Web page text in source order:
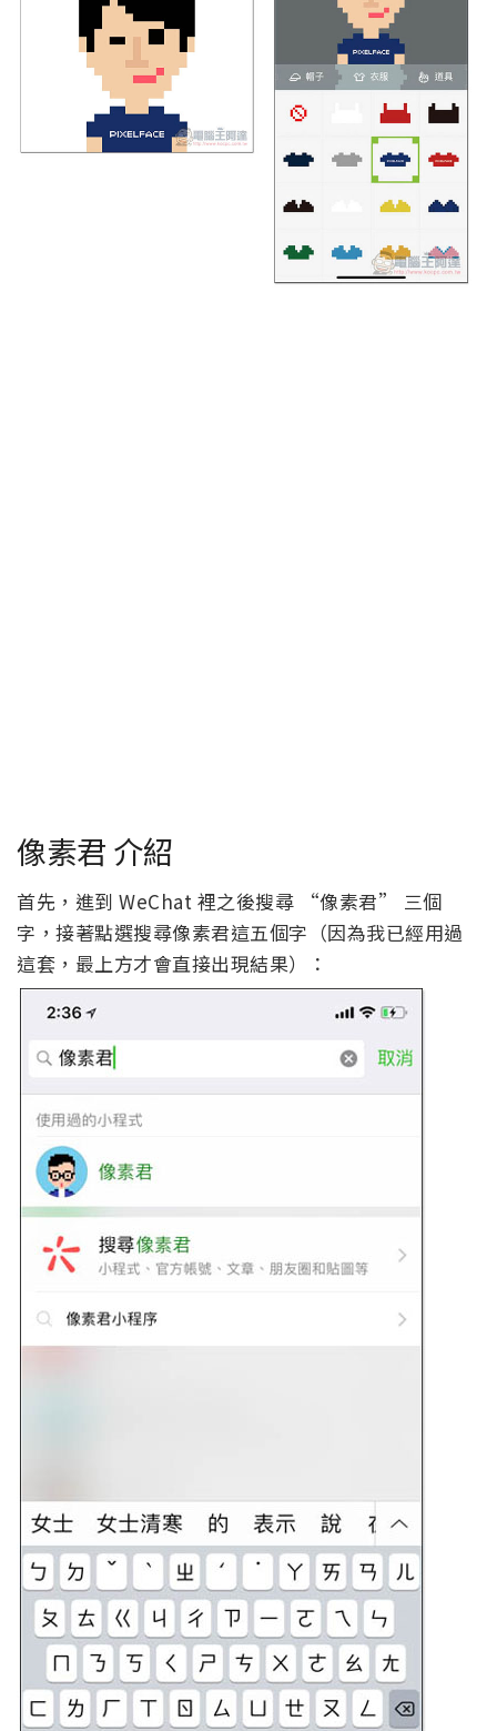
像素君 介紹
首先，進到 WeChat 裡之後搜尋 “像素君” 三個
字，接著點選搜尋像素君這五個字（因為我已經用過
這套，最上方才會直接出現結果）：